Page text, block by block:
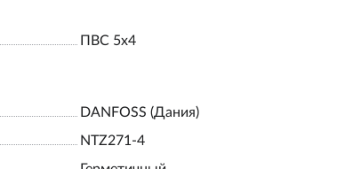
ПВС 5х4
DANFOSS (Дания)
NTZ271-4